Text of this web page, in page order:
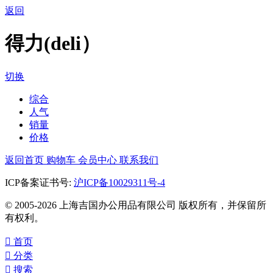
返回
得力(deli）
切换
综合
人气
销量
价格
返回首页 购物车 会员中心 联系我们
ICP备案证书号: 沪ICP备10029311号-4
© 2005-2026 上海吉国办公用品有限公司 版权所有，并保留所
有权利。
 首页
 分类
 搜索